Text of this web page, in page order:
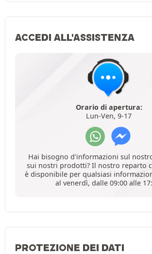
ACCEDI ALL'ASSISTENZA
Orario di apertura:
Lun-Ven, 9-17
Hai bisogno d'informazioni sul
sui nostri prodotti? Il nostro reparto
è disponibile per qualsiasi
al venerdì, dalle 09:00 alle
PROTEZIONE DEI DATI